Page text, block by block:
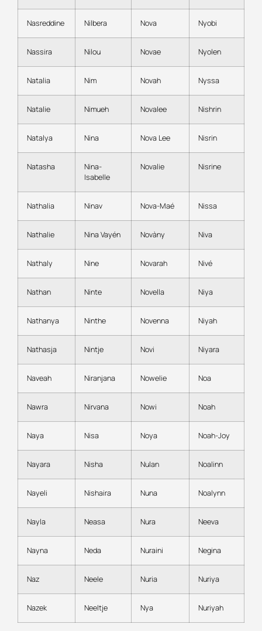
Nasreddine Nilbera Nova Nyobi
Nassira Nilou Novae Nyolen
Natalia Nim Novah Nyssa
Natalie Nimueh Novalee Nishrin
Natalya Nina Nova Lee Nisrin
Natasha
Nina-
Isabelle
Novalie Nisrine
Nathalia Ninav Nova-Maé Nissa
Nathalie Nina Vayén Novàny Niva
Nathaly Nine Novarah Nivé
Nathan Ninte Novella Niya
Nathanya Ninthe Novenna Niyah
Nathasja Nintje Novi Niyara
Naveah Niranjana Nowelie Noa
Nawra Nirvana Nowi Noah
Naya Nisa Noya Noah-Joy
Nayara Nisha Nulan Noalinn
Nayeli Nishaira Nuna Noalynn
Nayla Neasa Nura Neeva
Nayna Neda Nuraini Negina
Naz Neele Nuria Nuriya
Nazek Neeltje Nya Nuriyah